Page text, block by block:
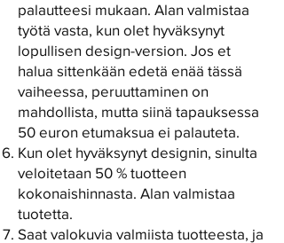
palautteesi mukaan. Alan valmistaa
työtä vasta, kun olet hyväksynyt
lopullisen design-version. Jos et
halua sittenkään edetä enää tässä
vaiheessa, peruuttaminen on
mahdollista, mutta siinä tapauksessa
50 euron etumaksua ei palauteta.
Kun olet hyväksynyt designin, sinulta
veloitetaan 50 % tuotteen
kokonaishinnasta. Alan valmistaa
tuotetta.
Saat valokuvia valmiista tuotteesta, ja